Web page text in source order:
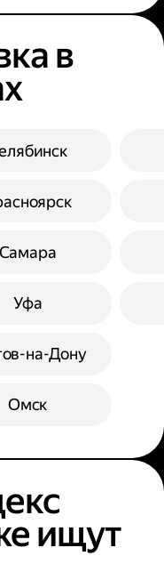
в
Самара
Уфа
на-Дону
Омск
ищут